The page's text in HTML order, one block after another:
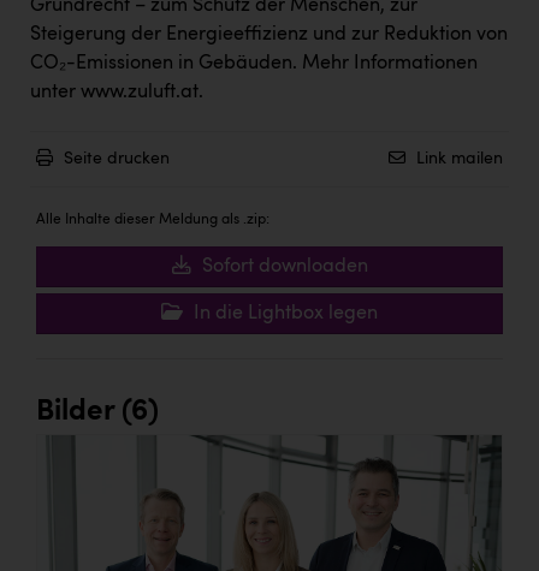
Grundrecht – zum Schutz der Menschen, zur
Steigerung der Energieeffizienz und zur Reduktion von
CO₂-Emissionen in Gebäuden. Mehr Informationen
unter www.zuluft.at.
Seite drucken Link mailen
Alle Inhalte dieser Meldung als .zip:
Sofort downloaden
In die Lightbox legen
Bilder (6)